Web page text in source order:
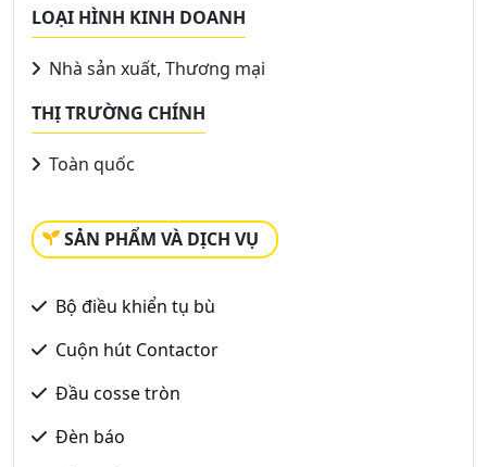
LOẠI HÌNH KINH DOANH
Nhà sản xuất, Thương mại
THỊ TRƯỜNG CHÍNH
Toàn quốc
SẢN PHẨM VÀ DỊCH VỤ
Bộ điều khiển tụ bù
Cuộn hút Contactor
Đầu cosse tròn
Đèn báo